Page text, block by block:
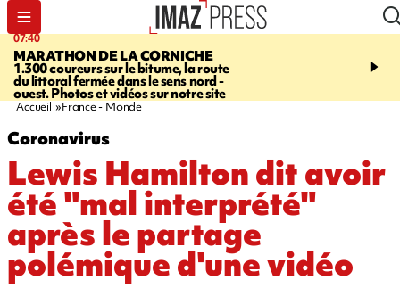
07:40
MARATHON DE LA CORNICHE
1.300 coureurs sur le bitume, la route
du littoral fermée dans le sens nord -
ouest. Photos et vidéos sur notre site
10:33
l’enfance - une
Accueil France - Monde
Coronavirus
Lewis Hamilton dit avoir
été "mal interprété"
après le partage
polémique d'une vidéo